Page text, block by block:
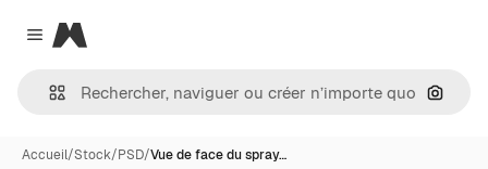
Close menu
Magnific
Accueil/Stock/PSD/Vue de face du spray…